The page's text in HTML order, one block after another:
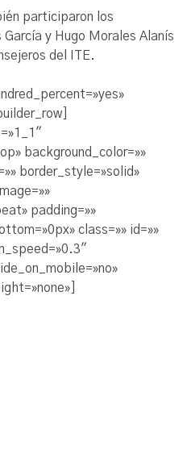
participaron los
y Hugo Morales Alanís
del ITE.
background_color=»»
border_style=»solid»
padding=»»
class=»» id=»»